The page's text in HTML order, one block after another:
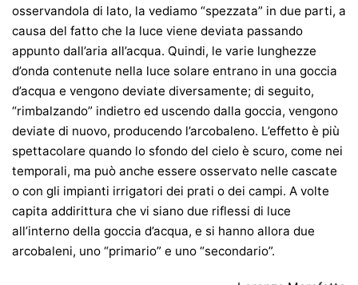
osservandola di lato, la vediamo “spezzata” in due parti, a
causa del fatto che la luce viene deviata passando
appunto dall’aria all’acqua. Quindi, le varie lunghezze
d’onda contenute nella luce solare entrano in una goccia
d’acqua e vengono deviate diversamente; di seguito,
“rimbalzando” indietro ed uscendo dalla goccia, vengono
deviate di nuovo, producendo l’arcobaleno. L’effetto è più
spettacolare quando lo sfondo del cielo è scuro, come nei
temporali, ma può anche essere osservato nelle cascate
o con gli impianti irrigatori dei prati o dei campi. A volte
capita addirittura che vi siano due riflessi di luce
all’interno della goccia d’acqua, e si hanno allora due
arcobaleni, uno “primario” e uno “secondario”.